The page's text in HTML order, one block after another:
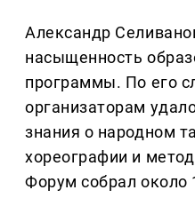
Александр
насыщенность
программы. По его
организаторам
знания о народном
хореографии и
Форум собрал около